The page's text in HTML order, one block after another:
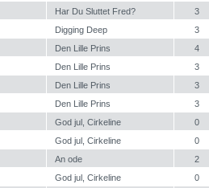
Har Du Sluttet Fred? 3
Digging Deep 3
Den Lille Prins 4
Den Lille Prins 3
Den Lille Prins 3
Den Lille Prins 3
God jul, Cirkeline 0
God jul, Cirkeline 0
An ode 2
God jul, Cirkeline 0